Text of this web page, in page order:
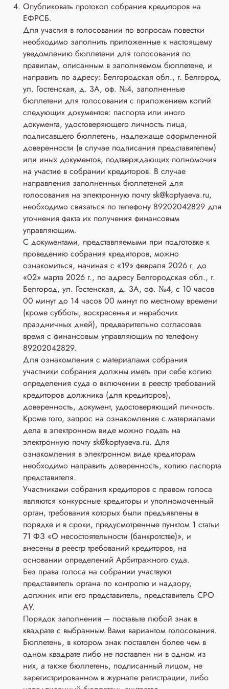
Опубликовать протокол собрания кредиторов на
ЕФРСБ.
Для участия в голосовании по вопросам повестки
необходимо заполнить приложенные к настоящему
уведомлению бюллетени для голосования по
правилам, описанным в заполняемом бюллетене, и
направить по адресу: Белгородская обл., г. Белгород,
ул. Гостенская, д. 3A, оф. №4, заполненные
бюллетени для голосования с приложением копий
следующих документов: паспорта или иного
документа, удостоверяющего личность лица,
подписавшего бюллетень, надлежаще оформленной
доверенности (в случае подписания представителем)
или иных документов, подтверждающих полномочия
на участие в собрании кредиторов. В случае
направления заполненных бюллетеней для
голосования на электронную почту sk@koptyaeva.ru,
необходимо связаться по телефону 89202042829 для
уточнения факта их получения финансовым
управляющим.
С документами, представляемыми при подготовке к
проведению собрания кредиторов, можно
ознакомиться, начиная с «19» февраля 2026 г. до
«02» марта 2026 г., по адресу Белгородская обл., г.
Белгород, ул. Гостенская, д. 3A, оф. №4, с 10 часов
00 минут до 14 часов 00 минут по местному времени
(кроме субботы, воскресенья и нерабочих
праздничных дней), предварительно согласовав
время с финансовым управляющим по телефону
89202042829.
Для ознакомления с материалами собрания
участники собрания должны иметь при себе копию
определения суда о включении в реестр требований
кредиторов должника (для кредиторов),
доверенность, документ, удостоверяющий личность.
Кроме того, запрос на ознакомление с материалами
дела в электронном виде можно подать на
электронную почту sk@koptyaeva.ru. Для
ознакомления в электронном виде кредиторам
необходимо направить доверенность, копию паспорта
представителя.
Участниками собрания кредиторов с правом голоса
являются конкурсные кредиторы и уполномоченный
орган, требования которых были предъявлены в
порядке и в сроки, предусмотренные пунктом 1 статьи
71 ФЗ «О несостоятельности (банкротстве)», и
внесены в реестр требований кредиторов, на
основании определений Арбитражного суда.
Без права голоса на собрании участвуют
представитель органа по контролю и надзору,
должник или его представитель, представитель СРО
АУ.
Порядок заполнения – поставьте любой знак в
квадрате с выбранным Вами вариантом голосования.
Бюллетень, в котором знак поставлен более чем в
одном квадрате либо не поставлен ни в одном из
них, а также бюллетень, подписанный лицом, не
зарегистрированном в журнале регистрации, либо